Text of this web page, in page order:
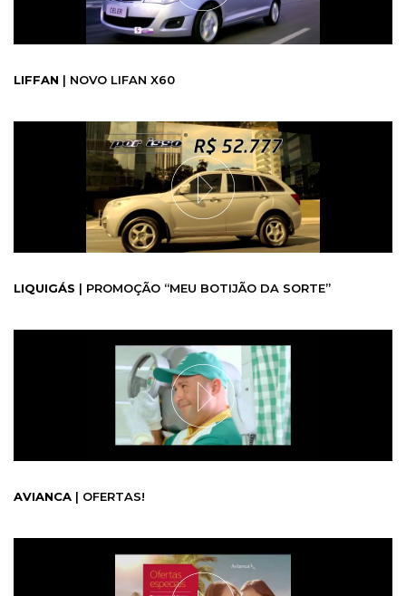
LIFFAN | NOVO LIFAN X60
LIQUIGÁS | PROMOÇÃO “MEU BOTIJÃO DA SORTE”
AVIANCA | OFERTAS!